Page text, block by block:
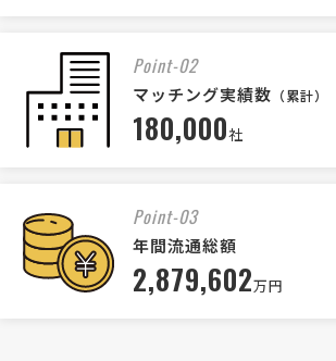
Point-02
マッチング実績数 （累計）
180,000社
Point-03
年間流通総額
2,879,602万円